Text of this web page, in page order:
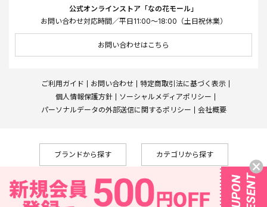
公式オンラインストア「なの花モール」
お問い合わせ対応時間／平日11:00～18:00（土日祝休業）
お問い合わせはこちら
ご利用ガイド お問い合わせ
特定商取引法に基づく表示
個人情報保護方針
ソーシャルメディアポリシー
パーソナルデータの外部送信に関するポリシー
会社概要
ブランドから探す カテゴリから探す
Copyright © Nanohana West Japan Co., Ltd., All Rights Reserved
なの花薬局 株式会社メディカルシステムネットワーク